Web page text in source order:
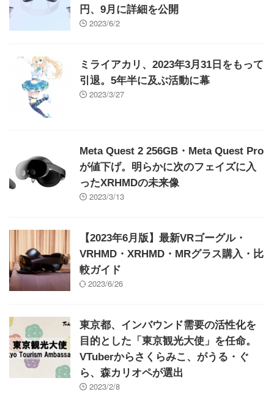
円、9月に詳細を公開
2023/6/2
ミライアカリ、2023年3月31日をもって
引退。5年半に及ぶ活動に幕
2023/3/27
Meta Quest 2 256GB・Meta Quest Pro
が値下げ。明らかに次のフェイズに入
ったXRHMDの未来像
2023/3/13
【2023年6月版】最新VRゴーグル・
VRHMD・XRHMD・MRグラス購入・比
較ガイド
2023/6/26
東京都、インバウンド需要の活性化を
目的とした「東京観光大使」を任命。
VTuberからさくらみこ、がうる・ぐ
ら、森カリオペが選出
2023/2/8